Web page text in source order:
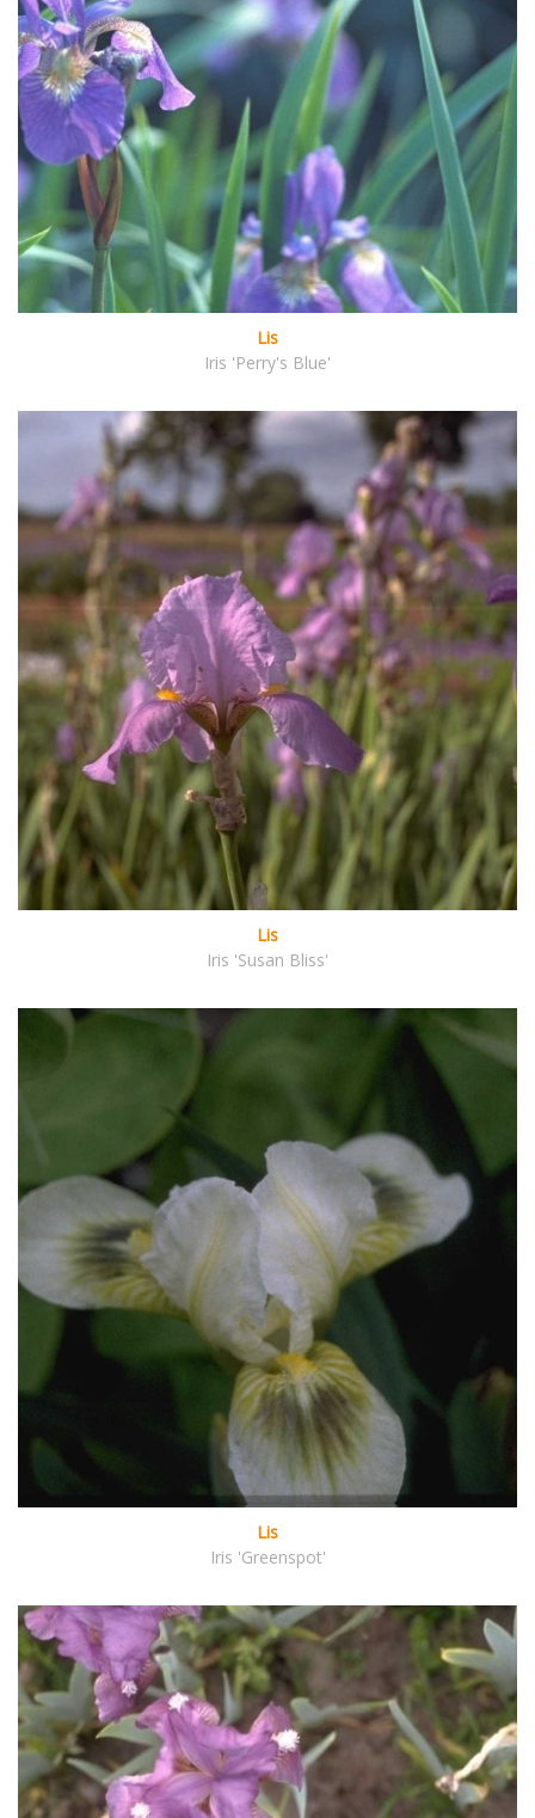
Lis
Iris 'Perry's Blue'
Lis
Iris 'Susan Bliss'
Lis
Iris 'Greenspot'